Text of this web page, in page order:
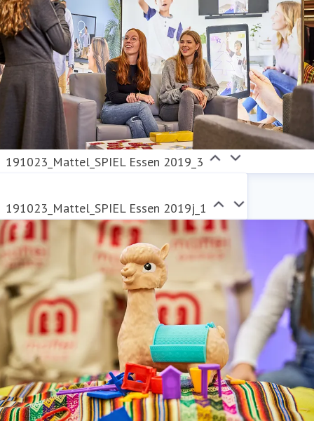
191023_Mattel_SPIEL Essen 2019_3
191023_Mattel_SPIEL Essen 2019j_1